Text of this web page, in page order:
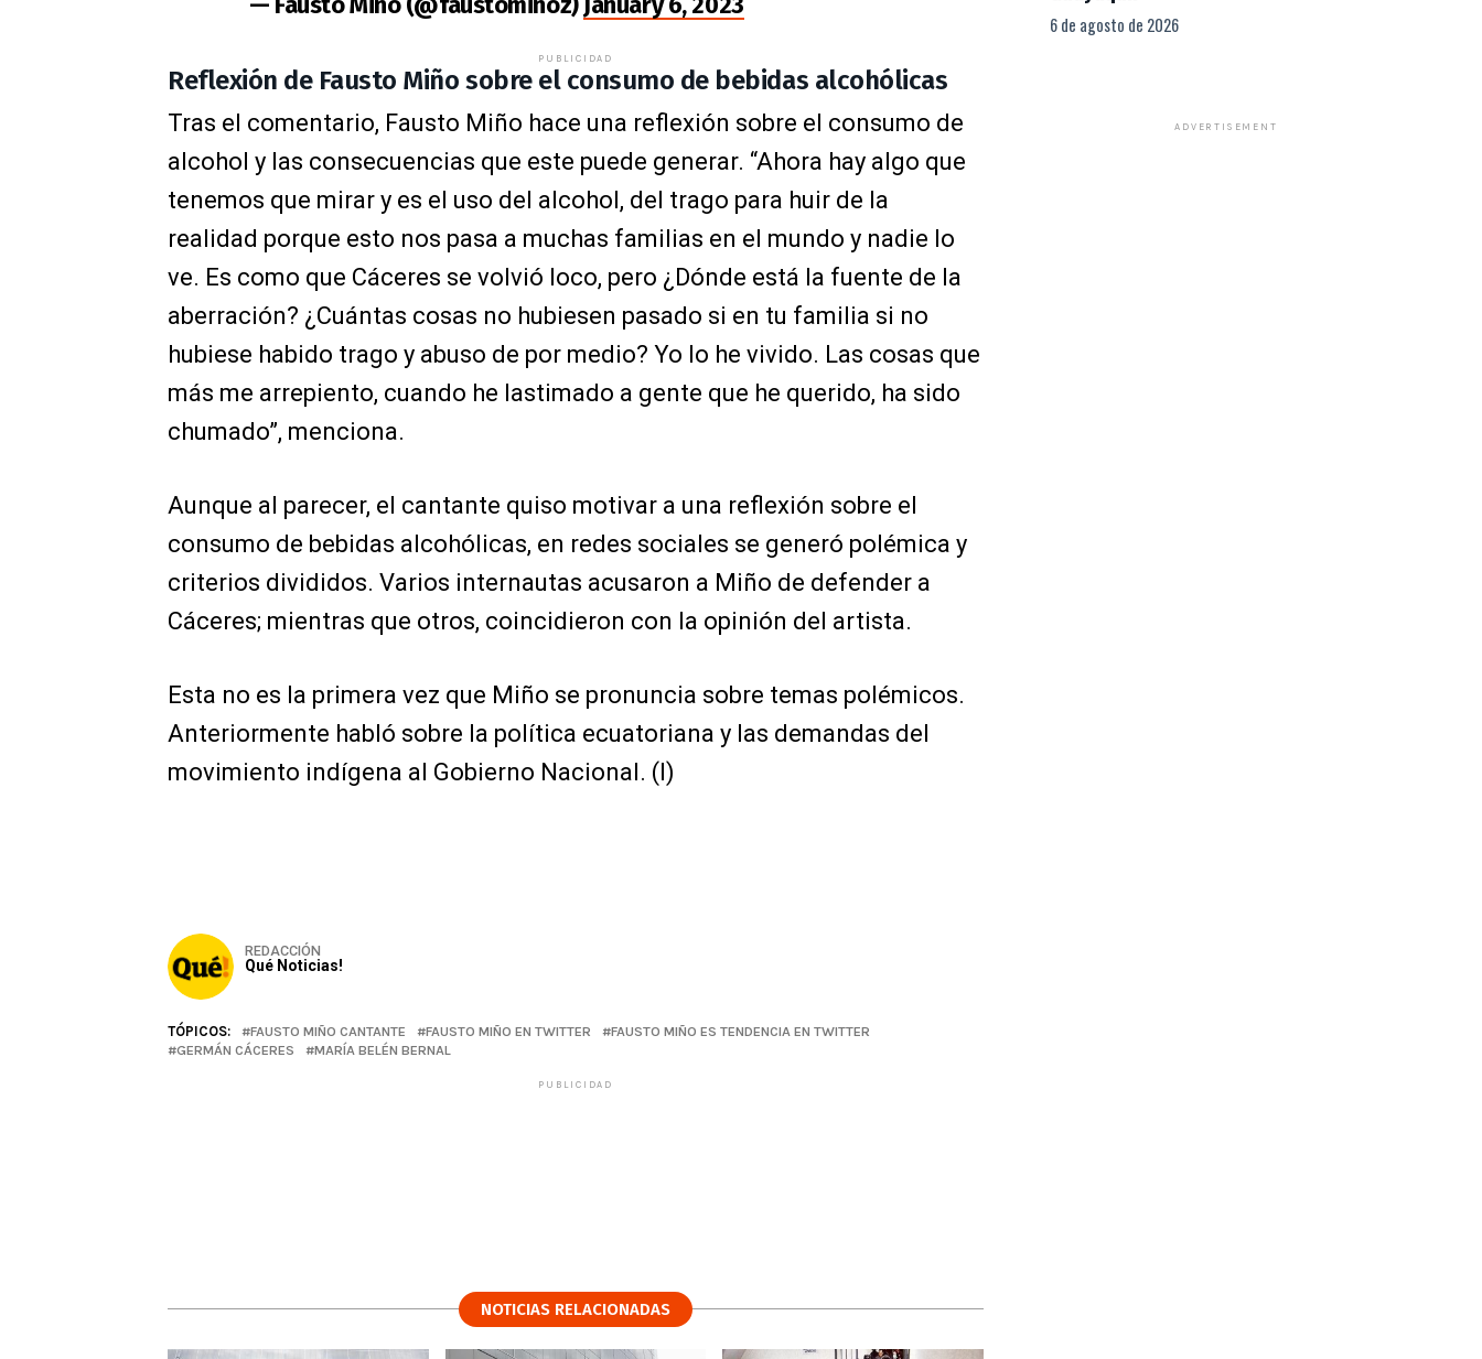
PUBLICIDAD
Reflexión de Fausto Miño sobre el consumo de bebidas alcohólicas
Tras el comentario, Fausto Miño hace una reflexión sobre el consumo de
alcohol y las consecuencias que este puede generar. “Ahora hay algo que
tenemos que mirar y es el uso del alcohol, del trago para huir de la
realidad porque esto nos pasa a muchas familias en el mundo y nadie lo
ve. Es como que Cáceres se volvió loco, pero ¿Dónde está la fuente de la
aberración? ¿Cuántas cosas no hubiesen pasado si en tu familia si no
hubiese habido trago y abuso de por medio? Yo lo he vivido. Las cosas que
más me arrepiento, cuando he lastimado a gente que he querido, ha sido
chumado”, menciona.
Aunque al parecer, el cantante quiso motivar a una reflexión sobre el
consumo de bebidas alcohólicas, en redes sociales se generó polémica y
criterios divididos. Varios internautas acusaron a Miño de defender a
Cáceres; mientras que otros, coincidieron con la opinión del artista.
Esta no es la primera vez que Miño se pronuncia sobre temas polémicos.
Anteriormente habló sobre la política ecuatoriana y las demandas del
movimiento indígena al Gobierno Nacional. (I)
REDACCIÓN
Qué Noticias!
TÓPICOS: FAUSTO MIÑO CANTANTE FAUSTO MIÑO EN TWITTER
FAUSTO MIÑO ES TENDENCIA EN TWITTER
GERMÁN CÁCERES
MARÍA BELÉN BERNAL
PUBLICIDAD
NOTICIAS RELACIONADAS
6 de agosto de 2026
ADVERTISEMENT